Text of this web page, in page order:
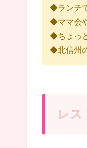
◆ランチ
◆ママ会
◆ちょっ
◆北信州
レス